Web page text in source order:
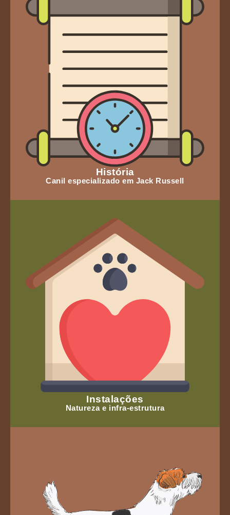
História
Canil especializado em Jack Russell
Instalações
Natureza e infra-estrutura